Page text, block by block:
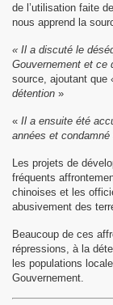
de l’utilisation faite
nous apprend la
« Il a discuté le
Gouvernement et ce
source, ajoutant que
détention »
« Il a ensuite été
années et
Les projets de
fréquents
chinoises et les
abusivement des
Beaucoup de ces
répressions, à la
les populations
Gouvernement.